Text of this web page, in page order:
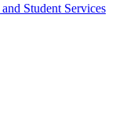
Student Services